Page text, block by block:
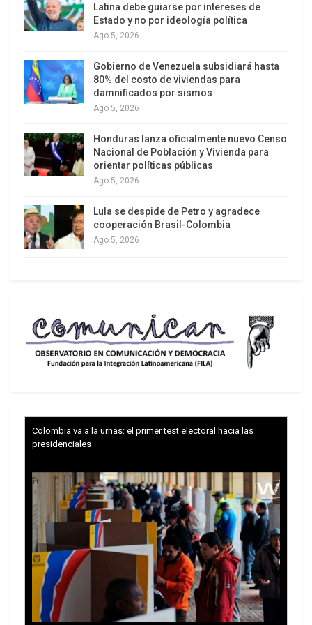
Justo esto último es lo que destaca Ospina en el
artículo que escribe tras la muerte del presidente
conciudadanos el de un país que aun en medio de
las más borrascosas diferencias de opinión no se
hunde en la violencia sectaria y en el baño de
algunos de sus vecinos. Venezuela vive hace
quince años, no en la polarización, como afirman
algunos, sino en la apasionada politización que
transformaciones históricas”.
de Chávez en el poder coincidió con una nueva
aunque breve fase de expansión material del ciclo
de acumulación de capital en Venezuela, pero no
se trató de una simple y afortunada coincidencia,
a despecho de quienes pretenden explicar el
período recurriendo al manido tópico de la
abundancia de petrodólares.
Brevísima digresión: es incalculable el perjuicio
Latina debe guiarse por intereses de
Estado y no por ideología política
Ago 5, 2026
Gobierno de Venezuela subsidiará hasta
80% del costo de viviendas para
damnificados por sismos
Ago 5, 2026
Honduras lanza oficialmente nuevo Censo
Nacional de Población y Vivienda para
orientar políticas públicas
Ago 5, 2026
Lula se despide de Petro y agradece
cooperación Brasil-Colombia
Ago 5, 2026
Colombia va a la urnas: el primer test electoral hacia las
presidenciales